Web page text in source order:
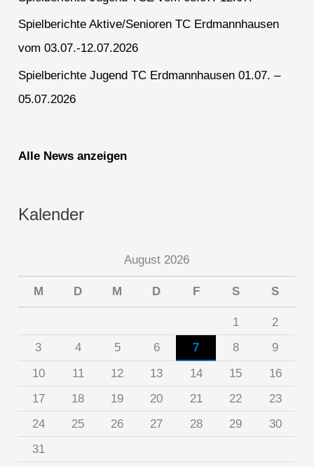
Spielberichte Aktive/Senioren TC Erdmannhausen
vom 03.07.-12.07.2026
Spielberichte Jugend TC Erdmannhausen 01.07. –
05.07.2026
Alle News anzeigen
Kalender
August 2026
M D M D F S S
1
2
3
4 5 6 7 8
9
10
11 12 13 14 15
16
17
18 19 20 21 22
23
24
25 26 27 28 29
30
31